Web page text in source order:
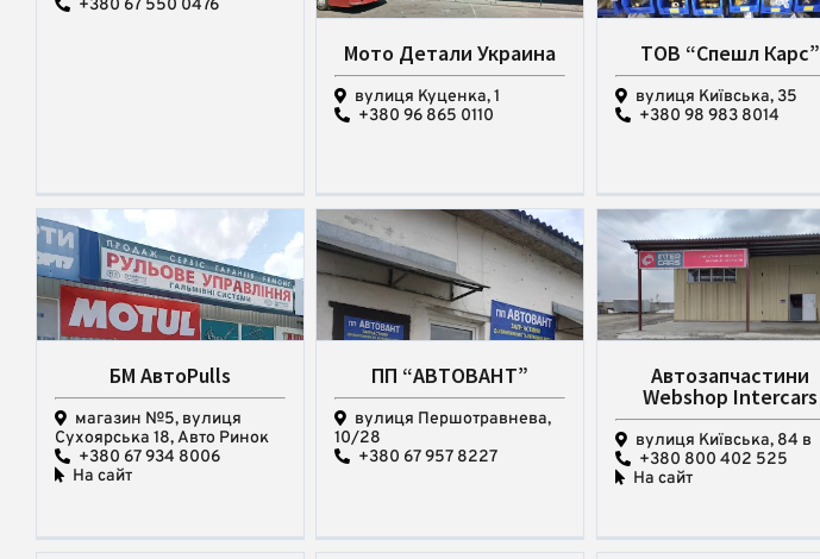
+380 67 550 0476
Мото Детали Украина
вулиця Куценка, 1
+380 96 865 0110
ТОВ “Спешл Карс”
вулиця Київська, 35
+380 98 983 8014
БМ АвтоPulls
магазин №5, вулиця
Сухоярська 18, Авто Ринок
+380 67 934 8006
На сайт
ПП “АВТОВАНТ”
вулиця Першотравнева,
10/28
+380 67 957 8227
Автозапчастини
Webshop Intercars
вулиця Київська, 84 в
+380 800 402 525
На сайт